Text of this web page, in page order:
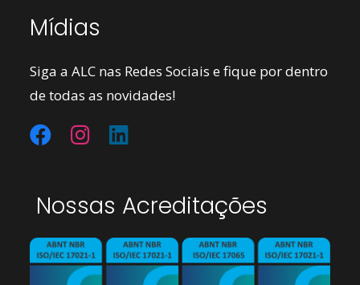
Mídias
Siga a ALC nas Redes Sociais e fique por dentro
de todas as novidades!
Nossas Acreditações